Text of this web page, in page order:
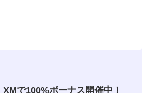
で100%ボーナス開催中！